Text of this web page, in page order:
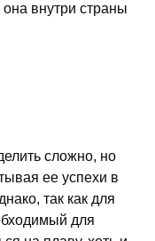
внутри страны
сложно, но
ее успехи в
так как для
для